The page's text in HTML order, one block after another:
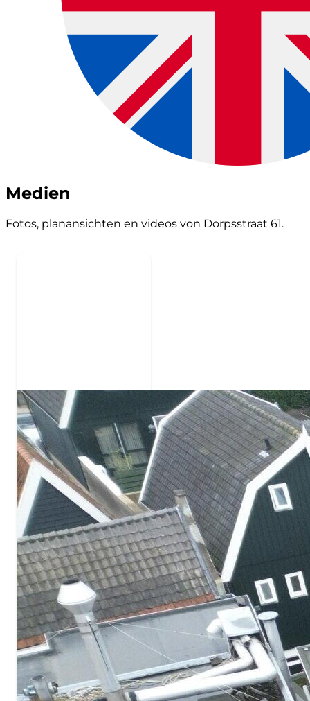
Medien
Fotos, planansichten en videos von Dorpsstraat 61.